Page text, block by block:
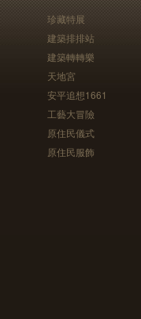
珍藏特展
建築排排站
建築轉轉樂
天地宮
安平追想1661
工藝大冒險
原住民儀式
原住民服飾